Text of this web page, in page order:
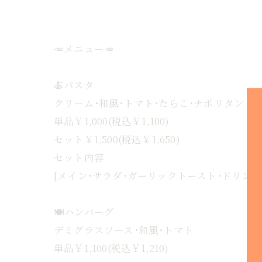
🥕メニュー🥕
🍝パスタ
クリーム･和風･トマト･たらこ･ナポリタン
単品￥1,000(税込￥1,100)
セット￥1,500(税込￥1,650)
セット内容
[メイン･サラダ･ガーリックトースト･ドリン
🍽ハンバーグ
デミグラスソース･和風･トマト
単品￥1,100(税込￥1,210)